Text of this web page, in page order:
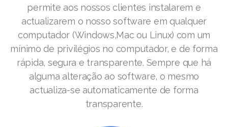
permite aos nossos clientes instalarem e
actualizarem o nosso software em qualquer
computador (Windows,Mac ou Linux) com um
mínimo de privilégios no computador, e de forma
rápida, segura e transparente. Sempre que há
alguma alteração ao software, o mesmo
actualiza-se automaticamente de forma
transparente.